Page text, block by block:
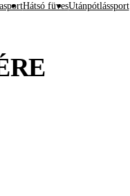
Hátsó füvesUtánpótlássport